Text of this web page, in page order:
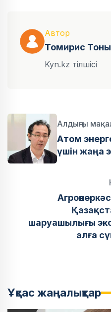
Автор
Томирис
Kyn.kz тілшісі
Алдыңғы
Атом
үшін жаңа
шаруашылығы
алға
Ұқсас жаңалықтар